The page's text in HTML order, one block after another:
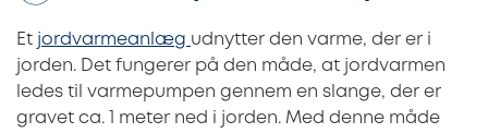
Et jordvarmeanlæg udnytter den varme, der er i
jorden. Det fungerer på den måde, at jordvarmen
ledes til varmepumpen gennem en slange, der er
gravet ca. 1 meter ned i jorden. Med denne måde